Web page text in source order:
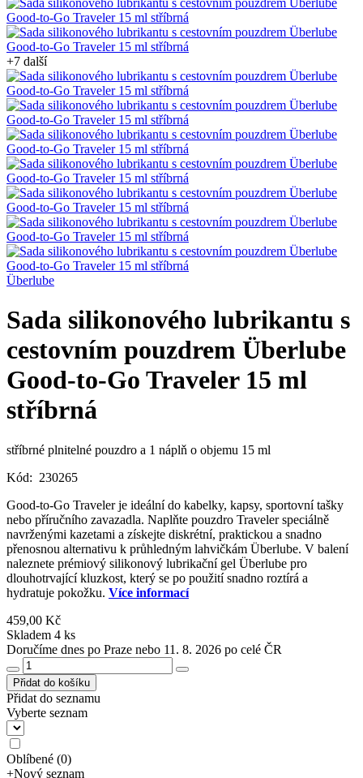
+7 další
Überlube
Sada silikonového lubrikantu s
cestovním pouzdrem Überlube
Good-to-Go Traveler 15 ml
stříbrná
stříbrné plnitelné pouzdro a 1 náplň o objemu 15 ml
Kód: 230265
Good-to-Go Traveler je ideální do kabelky, kapsy, sportovní tašky
nebo příručního zavazadla. Naplňte pouzdro Traveler speciálně
navrženými kazetami a získejte diskrétní, praktickou a snadno
přenosnou alternativu k průhledným lahvičkám Überlube. V balení
naleznete prémiový silikonový lubrikační gel Überlube pro
dlouhotrvající kluzkost, který se po použití snadno roztírá a
hydratuje pokožku. Více informací
459,00 Kč
Skladem 4 ks
Doručíme dnes po Praze nebo 11. 8. 2026 po celé ČR
Přidat do košíku
Přidat do seznamu
Vyberte seznam
Oblíbené (0)
+Nový seznam